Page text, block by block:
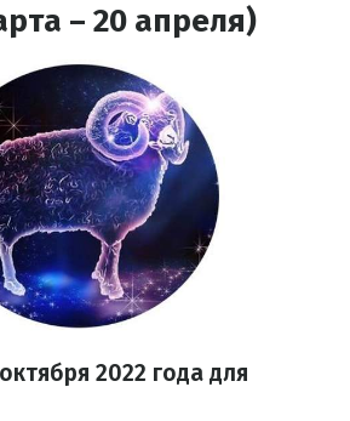
– 20 апреля)
2022 года для